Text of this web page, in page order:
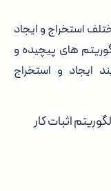
استخراج و ایجاد
های پیچیده و
ایجاد و استخراج
اثبات کار